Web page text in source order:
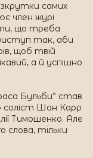
самих
член журі
що треба
так, аби
щоб твій
а й успішно
Бульби” став
соліст Шон Карр
Тимошенко. Але
слова, тільки